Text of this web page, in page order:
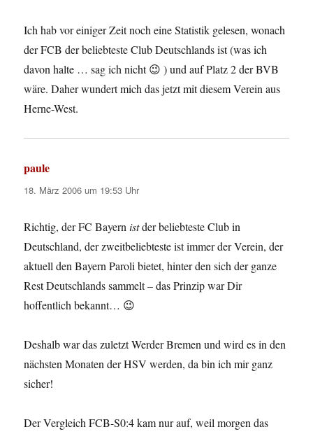
Ich hab vor einiger Zeit noch eine Statistik gelesen, wonach
der FCB der beliebteste Club Deutschlands ist (was ich
davon halte … sag ich nicht 😉 ) und auf Platz 2 der BVB
wäre. Daher wundert mich das jetzt mit diesem Verein aus
Herne-West.
paule
18. März 2006 um 19:53 Uhr
Richtig, der FC Bayernistder beliebteste Club in
Deutschland, der zweitbeliebteste ist immer der Verein, der
aktuell den Bayern Paroli bietet, hinter den sich der ganze
Rest Deutschlands sammelt – das Prinzip war Dir
hoffentlich bekannt… 😉
Deshalb war das zuletzt Werder Bremen und wird es in den
nächsten Monaten der HSV werden, da bin ich mir ganz
sicher!
Der Vergleich FCB-S0:4 kam nur auf, weil morgen das